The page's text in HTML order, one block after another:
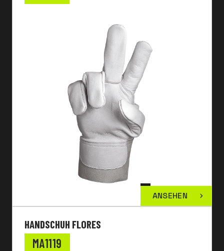
ANSEHEN
HANDSCHUH FLORES
MA1119